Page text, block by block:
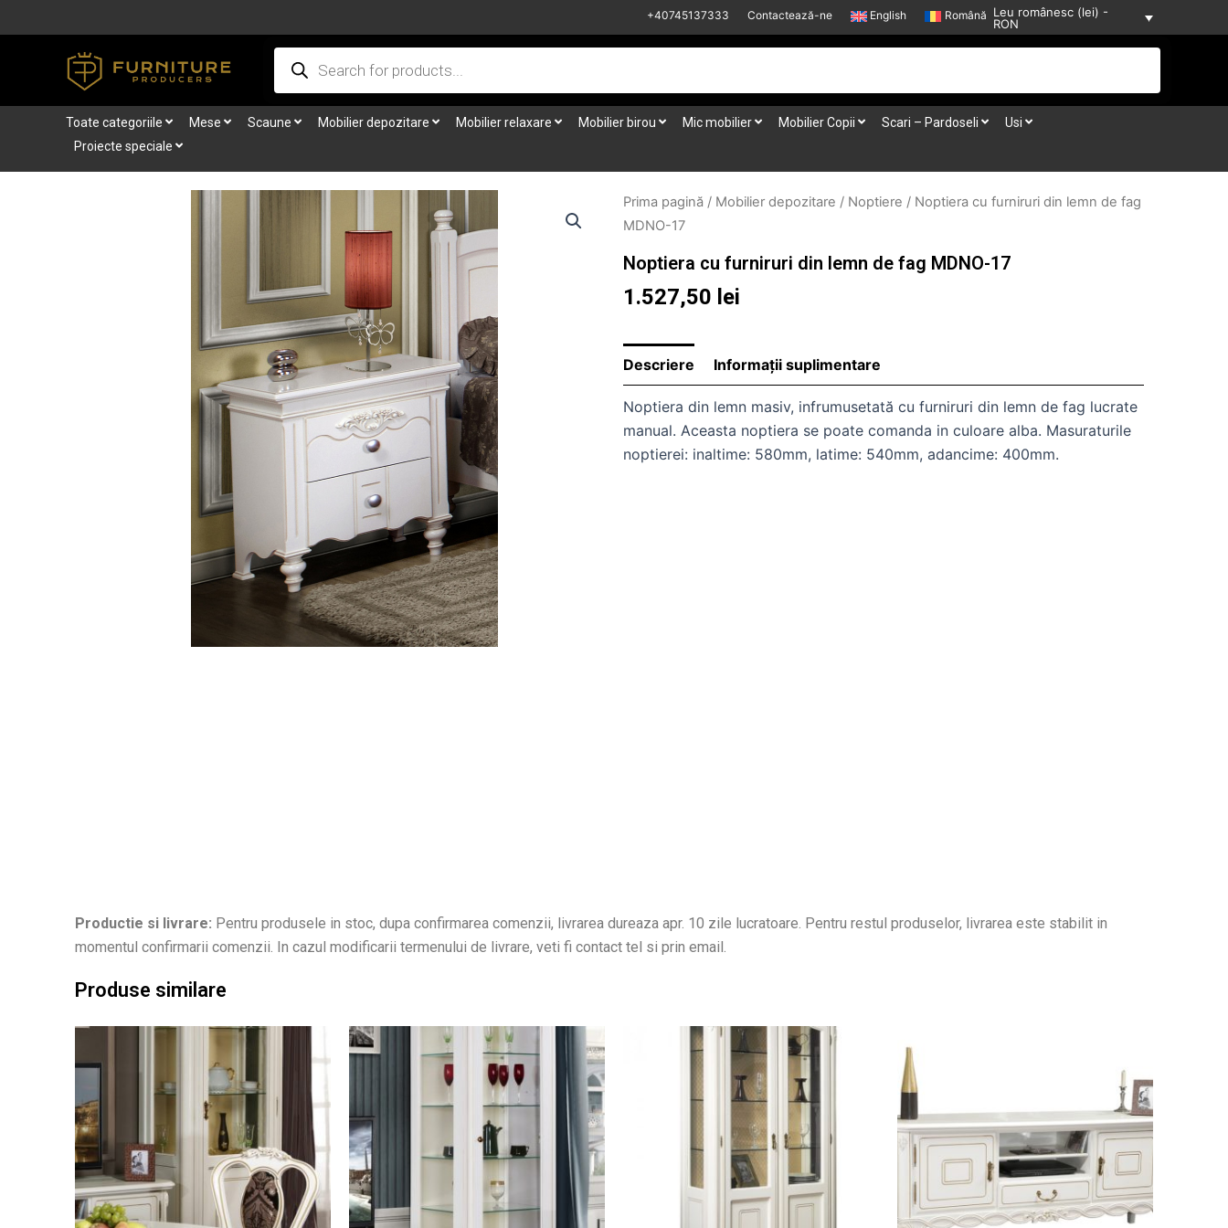
to
+40745137333 Contactează-ne English Română Leu românesc (lei) -
RON
Products
search
Toate categoriile Mese Scaune Mobilier depozitare Mobilier relaxare Mobilier birou Mic mobilier Mobilier Copii Scari – Pardoseli
Usi
Proiecte speciale
Prima pagină / Mobilier depozitare / Noptiere / Noptiera cu furniruri din lemn de fag
MDNO-17
Noptiera cu furniruri din lemn de fag MDNO-17
1.527,50 lei
Descriere Informații suplimentare
Noptiera din lemn masiv, infrumusetată cu furniruri din lemn de fag lucrate
manual. Aceasta noptiera se poate comanda in culoare alba. Masuraturile
noptierei: inaltime: 580mm, latime: 540mm, adancime: 400mm.
Productie si livrare: Pentru produsele in stoc, dupa confirmarea comenzii, livrarea dureaza apr. 10 zile lucratoare. Pentru restul produselor, livrarea este stabilit in
momentul confirmarii comenzii. In cazul modificarii termenului de livrare, veti fi contact tel si prin email.
Produse similare